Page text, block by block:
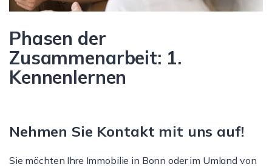
Phasen der
Zusammenarbeit: 1.
Kennenlernen
Nehmen Sie Kontakt mit uns auf!
Sie möchten Ihre Immobilie in Bonn oder im Umland von